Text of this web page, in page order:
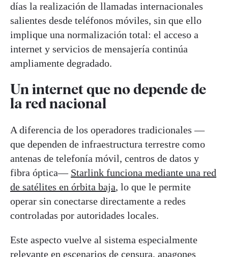
días la realización de llamadas internacionales
salientes desde teléfonos móviles, sin que ello
implique una normalización total: el acceso a
internet y servicios de mensajería continúa
ampliamente degradado.
Un internet que no depende de
la red nacional
A diferencia de los operadores tradicionales —
que dependen de infraestructura terrestre como
antenas de telefonía móvil, centros de datos y
fibra óptica— Starlink funciona mediante una red
de satélites en órbita baja, lo que le permite
operar sin conectarse directamente a redes
controladas por autoridades locales.
Este aspecto vuelve al sistema especialmente
relevante en escenarios de censura, apagones